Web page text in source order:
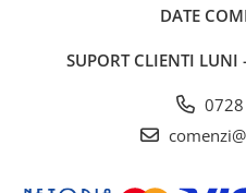
DATE
SUPORT CLIENTI LUNI